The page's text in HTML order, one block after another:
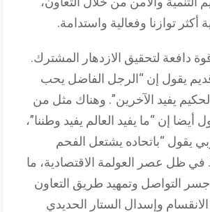
أكثر توازنا وفعالية واستدامة.
دافعة لتحقيق الازدهار المشترك.
يقول إن “الرجل الفاضل يحب
يفيد الآخرين”. وهناك مثل من
أيضا إن “ما يفيد العالم يفيد وطننا”،
يقول “باتحاده يشتعل الفحم
في ظل عصر العولمة الاقتصادية، ما
جسر التواصل وتمهيد طريق التعاون
وإسدال الستار الحديدي